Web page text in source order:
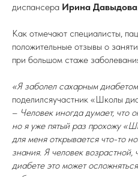
диспансера Ирина Давыдова
Как отмечают специалисты,
положительные отзывы о
при большом стаже
«Я заболел сахарным
поделилсяучастник «Школы
– Человек иногда думает, что
но я уже пятый раз прохожу
для меня открывается что-то
знания. Я человек возрастной,
диабете это может